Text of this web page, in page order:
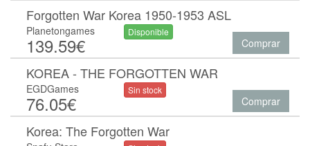
Forgotten War Korea 1950-1953 ASL
Planetongames
139.59€
Disponible
Comprar
KOREA - THE FORGOTTEN WAR
EGDGames
76.05€
Sin stock
Comprar
Korea: The Forgotten War